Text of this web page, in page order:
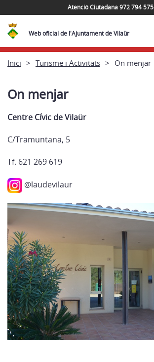
Atenció Ciutadana 972 794 575
Web oficial de l'Ajuntament de Vilaür
Inici Turisme i Activitats On menjar
On menjar
Centre Cívic de Vilaür
C/Tramuntana, 5
Tf. 621 269 619
@laudevilaur